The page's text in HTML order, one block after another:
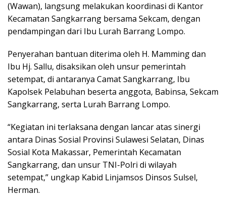
(Wawan), langsung melakukan koordinasi di Kantor
Kecamatan Sangkarrang bersama Sekcam, dengan
pendampingan dari Ibu Lurah Barrang Lompo.
Penyerahan bantuan diterima oleh H. Mamming dan
Ibu Hj. Sallu, disaksikan oleh unsur pemerintah
setempat, di antaranya Camat Sangkarrang, Ibu
Kapolsek Pelabuhan beserta anggota, Babinsa, Sekcam
Sangkarrang, serta Lurah Barrang Lompo.
“Kegiatan ini terlaksana dengan lancar atas sinergi
antara Dinas Sosial Provinsi Sulawesi Selatan, Dinas
Sosial Kota Makassar, Pemerintah Kecamatan
Sangkarrang, dan unsur TNI-Polri di wilayah
setempat,” ungkap Kabid Linjamsos Dinsos Sulsel,
Herman.